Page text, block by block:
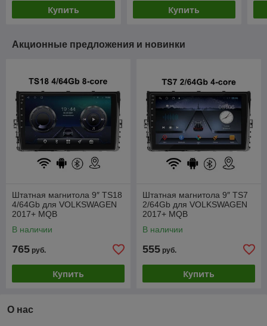
Купить Купить
Акционные предложения и новинки
Штатная магнитола 9″ TS18
4/64Gb для VOLKSWAGEN
2017+ MQB
В наличии
765 руб.
Купить
Штатная магнитола 9″ TS7
2/64Gb для VOLKSWAGEN
2017+ MQB
В наличии
555 руб.
Купить
О нас